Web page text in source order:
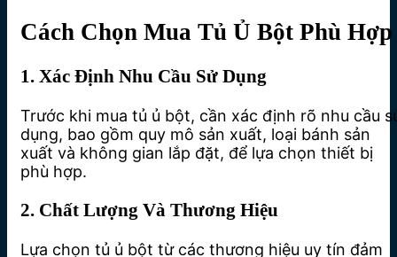
Cách Chọn Mua Tủ Ủ Bột Phù Hợp
1. Xác Định Nhu Cầu Sử Dụng
Trước khi mua tủ ủ bột, cần xác định rõ nhu cầu
dụng, bao gồm quy mô sản xuất, loại bánh sản
xuất và không gian lắp đặt, để lựa chọn thiết bị
phù hợp.
2. Chất Lượng Và Thương Hiệu
Lựa chọn tủ ủ bột từ các thương hiệu uy tín đảm